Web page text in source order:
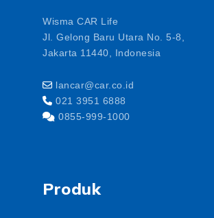
Wisma CAR Life
Jl. Gelong Baru Utara No. 5-8,
Jakarta 11440, Indonesia
lancar@car.co.id
021 3951 6888
0855-999-1000
Produk